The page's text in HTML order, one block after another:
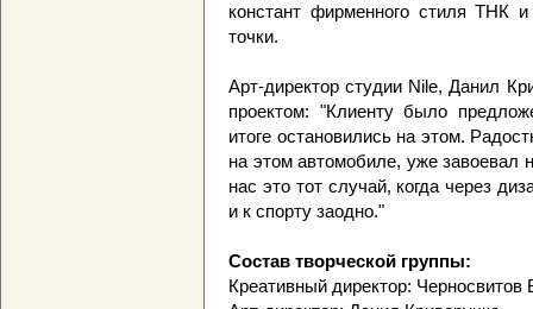
констант фирменного стиля ТНК
точки.
Арт-директор студии Nile, Данил
проектом: "Клиенту было
итоге остановились на этом.
на этом автомобиле, уже завоевал
нас это тот случай, когда через
и к спорту заодно."
Состав творческой группы:
Креативный директор: